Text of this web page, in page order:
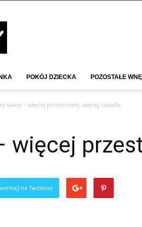
POKÓJ DZIECKA POZOSTAŁE
salon – więcej przestrzeni, więcej światła
więcej
na Twitterze